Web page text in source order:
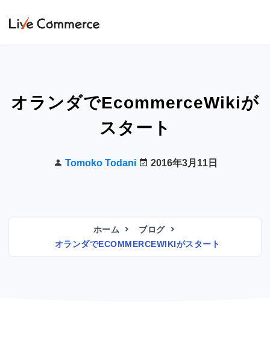
オランダでEcommerceWikiが
スタート
Tomoko Todani 2016年3月11日
ホーム
ブログ
オランダでECOMMERCEWIKIがスタート